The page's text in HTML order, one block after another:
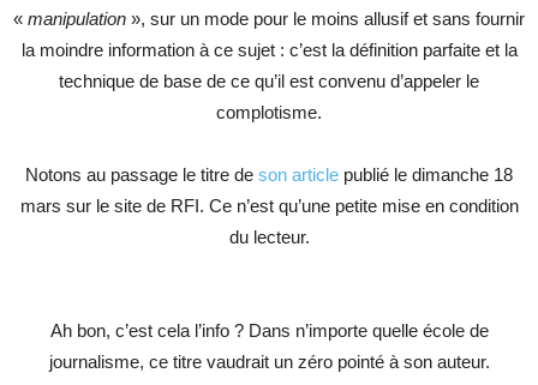
« manipulation », sur un mode pour le moins allusif et sans fournir
la moindre information à ce sujet : c’est la définition parfaite et la
technique de base de ce qu’il est convenu d’appeler le
complotisme.
Notons au passage le titre de son article publié le dimanche 18
mars sur le site de RFI. Ce n’est qu’une petite mise en condition
du lecteur.
Ah bon, c’est cela l’info ? Dans n’importe quelle école de
journalisme, ce titre vaudrait un zéro pointé à son auteur.